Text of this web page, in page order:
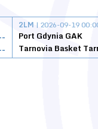
2LM | 2026-09-19
Port Gdynia GAK